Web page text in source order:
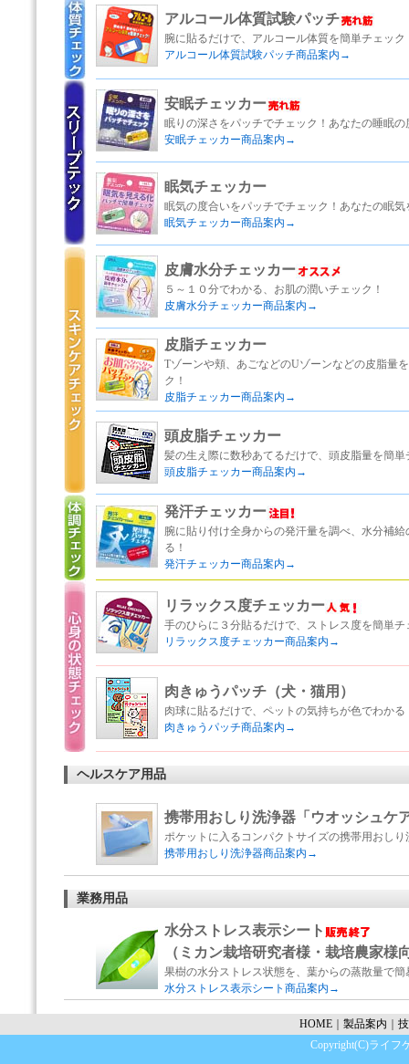
アルコール体質試験パッチ
腕に貼るだけで、アルコール体質を簡単チェック
アルコール体質試験パッチ商品案内→
安眠チェッカー
眠りの深さをパッチでチェック！あなたの睡眠の
安眠チェッカー商品案内→
眠気チェッカー
眠気の度合いをパッチでチェック！あなたの眠気
眠気チェッカー商品案内→
皮膚水分チェッカー
５～１０分でわかる、お肌の潤いチェック！
皮膚水分チェッカー商品案内→
皮脂チェッカー
Tゾーンや頬、あごなどのUゾーンなどの皮脂量
ク！
皮脂チェッカー商品案内→
頭皮脂チェッカー
髪の生え際に数秒あてるだけで、頭皮脂量を簡単
頭皮脂チェッカー商品案内→
発汗チェッカー
腕に貼り付け全身からの発汗量を調べ、水分補
る！
発汗チェッカー商品案内→
リラックス度チェッカー
手のひらに３分貼るだけで、ストレス度を簡単チ
リラックス度チェッカー商品案内→
肉きゅうパッチ（犬・猫用）
肉球に貼るだけで、ペットの気持ちが色でわかる
肉きゅうパッチ商品案内→
ヘルスケア用品
携帯用おしり洗浄器「ウオッシュケ
ポケットに入るコンパクトサイズの携帯用おしり
携帯用おしり洗浄器商品案内→
業務用品
水分ストレス表示シート
（ミカン栽培研究者様・栽培農家様
果樹の水分ストレス状態を、葉からの蒸散量で簡
水分ストレス表示シート商品案内→
HOME 製品案内
Copyright(C)ライフ